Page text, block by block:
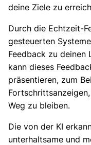
deine Ziele zu
Durch die Echtzeit-
gesteuerten
Feedback zu
kann dieses
präsentieren, zum
Weg zu bleiben.
Die von der KI
unterhaltsame und